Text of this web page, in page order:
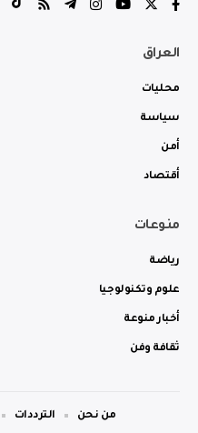
العراق
محليات
سياسة
أمن
أقتصاد
منوعات
رياضة
علوم وتكنولوجيا
أخبار منوعة
ثقافة وفن
من نحن الترددات